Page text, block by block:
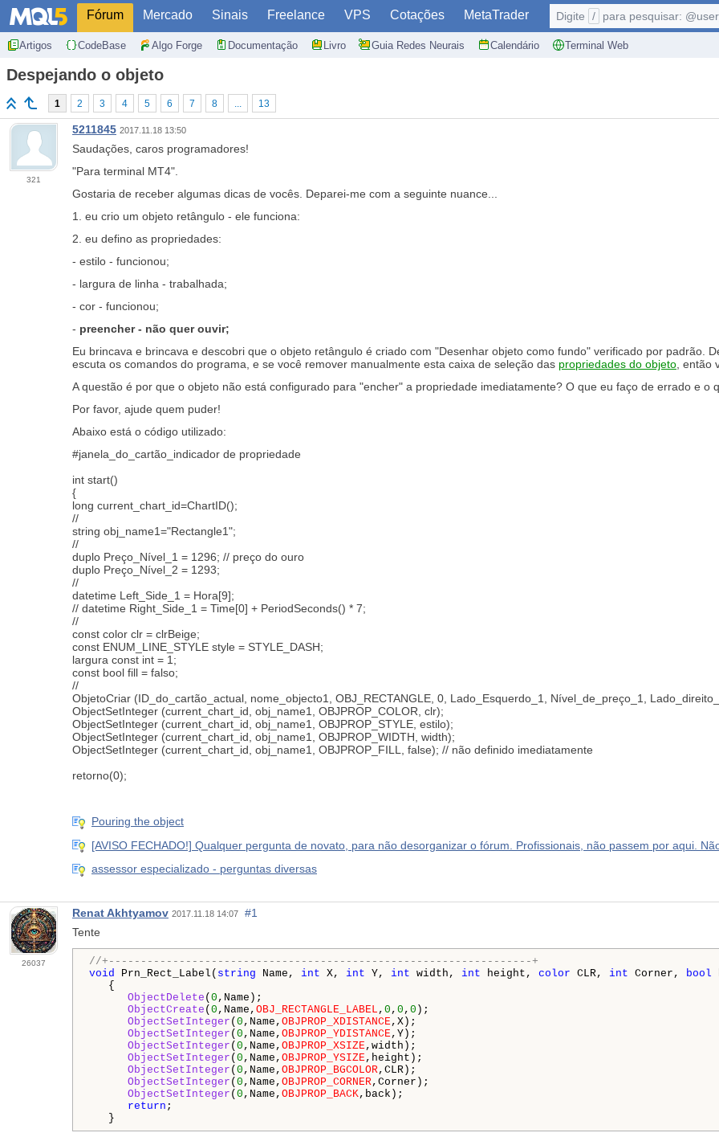
Fórum Mercado Sinais Freelance VPS Cotações MetaTrader
Artigos CodeBase Algo Forge Documentação Livro Guia Redes Neurais Calendário Terminal Web
Digite / para pesquisar:
Despejando o objeto
1 2 3 4 5 6 7 8 ... 13
321
5211845 2017.11.18 13:50
Saudações, caros programadores!
"Para terminal MT4".
Gostaria de receber algumas dicas de vocês. Deparei-me com a seguinte nuance...
1. eu crio um objeto retângulo - ele funciona:
2. eu defino as propriedades:
- estilo - funcionou;
- largura de linha - trabalhada;
- cor - funcionou;
- preencher - não quer ouvir;
Eu brincava e brincava e descobri que o objeto retângulo é criado com "Desenhar objeto como fundo" verificado por padrão.
escuta os comandos do programa, e se você remover manualmente esta caixa de seleção das propriedades do objeto, então
A questão é por que o objeto não está configurado para "encher" a propriedade imediatamente? O que eu faço de errado e o
Por favor, ajude quem puder!
Abaixo está o código utilizado:
#janela_do_cartão_indicador de propriedade
int start()
{
long current_chart_id=ChartID();
//
string obj_name1="Rectangle1";
//
duplo Preço_Nível_1 = 1296; // preço do ouro
duplo Preço_Nível_2 = 1293;
//
datetime Left_Side_1 = Hora[9];
// datetime Right_Side_1 = Time[0] + PeriodSeconds() * 7;
//
const color clr = clrBeige;
const ENUM_LINE_STYLE style = STYLE_DASH;
largura const int = 1;
const bool fill = falso;
//
ObjetoCriar (ID_do_cartão_actual, nome_objecto1, OBJ_RECTANGLE, 0, Lado_Esquerdo_1, Nível_de_preço_1,
ObjectSetInteger (current_chart_id, obj_name1, OBJPROP_COLOR, clr);
ObjectSetInteger (current_chart_id, obj_name1, OBJPROP_STYLE, estilo);
ObjectSetInteger (current_chart_id, obj_name1, OBJPROP_WIDTH, width);
ObjectSetInteger (current_chart_id, obj_name1, OBJPROP_FILL, false); // não definido imediatamente
retorno(0);
Pouring the object
[AVISO FECHADO!] Qualquer pergunta de novato, para não desorganizar o fórum. Profissionais, não passem por aqui.
assessor especializado - perguntas diversas
26037
Renat Akhtyamov 2017.11.18 14:07
#1
Tente
//+------------------------------------------------------------------+
void
Prn_Rect_Label( string Name, int X, int Y, int width, int height, color CLR, int Corner, bool
{
ObjectDelete ( 0 ,Name);
ObjectCreate ( 0 ,Name, OBJ_RECTANGLE_LABEL , 0 , 0 , 0 );
ObjectSetInteger ( 0 ,Name, OBJPROP_XDISTANCE,X);
ObjectSetInteger ( 0 ,Name, OBJPROP_YDISTANCE,Y);
ObjectSetInteger ( 0 ,Name, OBJPROP_XSIZE,width);
ObjectSetInteger ( 0 ,Name, OBJPROP_YSIZE,height);
ObjectSetInteger ( 0 ,Name, OBJPROP_BGCOLOR,CLR);
ObjectSetInteger ( 0 ,Name, OBJPROP_CORNER,Corner);
ObjectSetInteger ( 0 ,Name, OBJPROP_BACK,back);
return ;
}